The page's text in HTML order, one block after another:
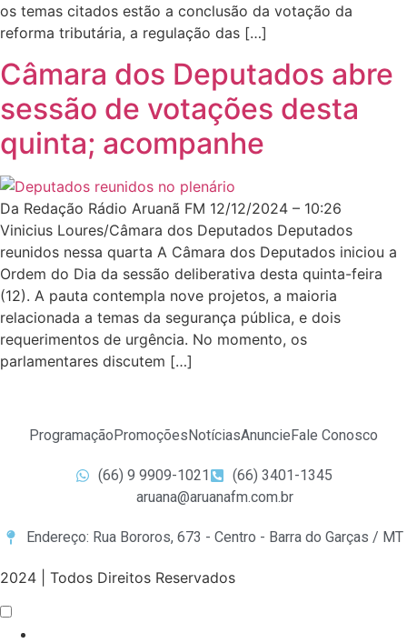
os temas citados estão a conclusão da votação da
reforma tributária, a regulação das […]
Câmara dos Deputados abre
sessão de votações desta
quinta; acompanhe
Da Redação Rádio Aruanã FM 12/12/2024 – 10:26
Vinicius Loures/Câmara dos Deputados Deputados
reunidos nessa quarta A Câmara dos Deputados iniciou a
Ordem do Dia da sessão deliberativa desta quinta-feira
(12). A pauta contempla nove projetos, a maioria
relacionada a temas da segurança pública, e dois
requerimentos de urgência. No momento, os
parlamentares discutem […]
ProgramaçãoPromoçõesNotíciasAnuncieFale Conosco
(66) 9 9909-1021
(66) 3401-1345
aruana@aruanafm.com.br
Endereço: Rua Bororos, 673 - Centro - Barra do Garças / MT
2024 | Todos Direitos Reservados